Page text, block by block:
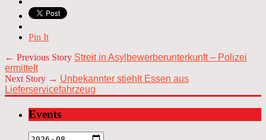
Pin It
← Previous Story Streit in Asylbewerberunterkunft – Polizei
ermittelt
Next Story → Unbekannter stiehlt Essen aus
Lieferservicefahrzeug
Events